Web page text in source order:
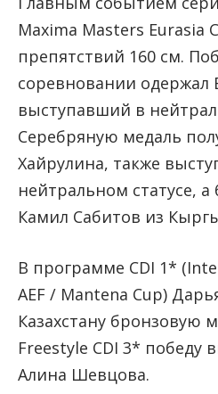
Maxima Masters Eurasia
препятствий 160 см.
соревновании одержал
выступавший в
Серебряную медаль
Хайрулина, также
нейтральном статусе, а
Камил Сабитов из
В программе CDI 1*
AEF / Mantena Cup)
Казахстану бронзовую
Freestyle CDI 3* победу
Алина Шевцова.